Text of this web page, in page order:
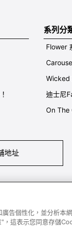
系列分
Flower
Wicked
迪士尼
On The
地址
All images and
告個性化，並分析本
這表示您同意存儲